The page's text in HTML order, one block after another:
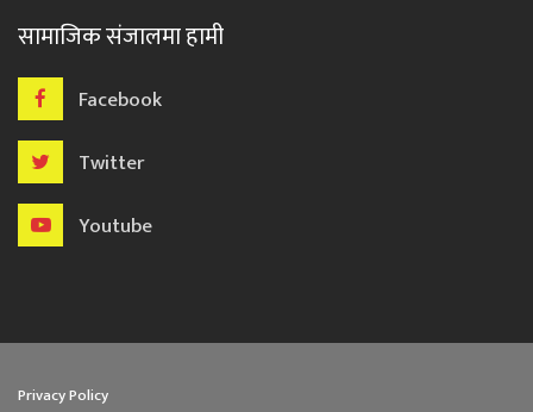
सामाजिक संजालमा हामी
Facebook
Twitter
Youtube
Privacy Policy